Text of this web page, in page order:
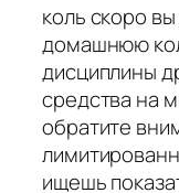
коль скоро
домашнюю
дисциплины
средства на
обратите
ищешь